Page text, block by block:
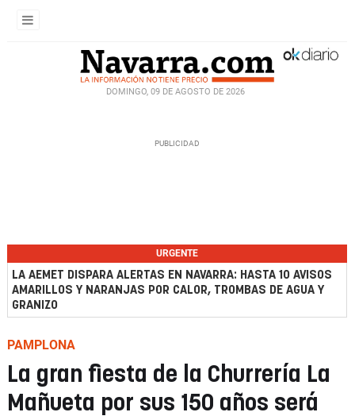
DOMINGO, 09 DE AGOSTO DE 2026
URGENTE
LA AEMET DISPARA ALERTAS EN NAVARRA: HASTA 10 AVISOS
AMARILLOS Y NARANJAS POR CALOR, TROMBAS DE AGUA Y
GRANIZO
PAMPLONA
La gran fiesta de la Churrería La
Mañueta por sus 150 años será